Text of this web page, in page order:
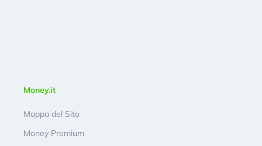
Money.it
Mappa del Sito
Money Premium